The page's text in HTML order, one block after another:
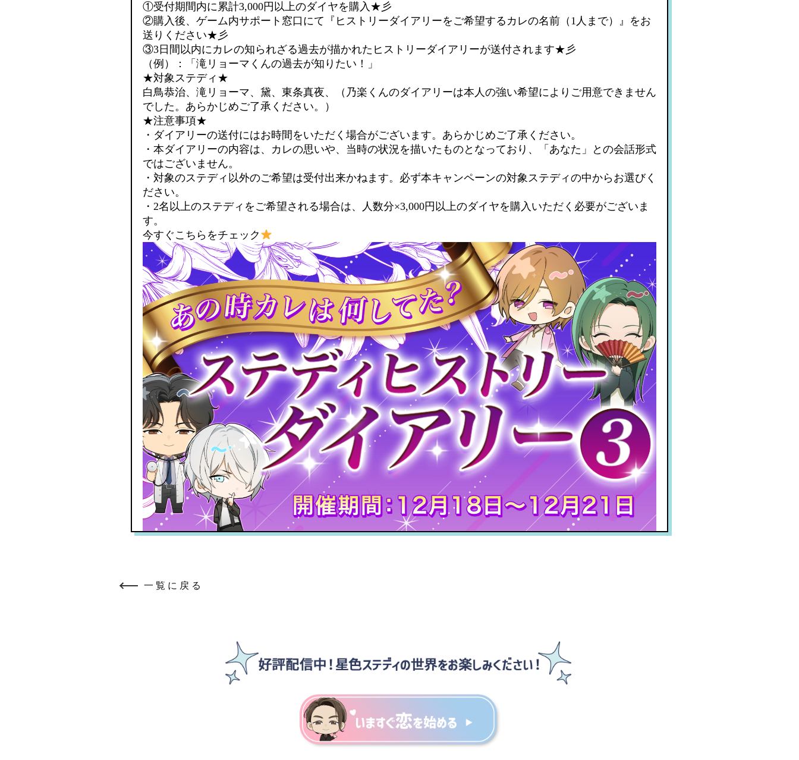
①受付期間内に累計3,000円以上のダイヤを購入★彡
②購入後、ゲーム内サポート窓口にて『ヒストリーダイアリーをご希望するカレの名前（1人まで）』をお
送りください★彡
③3日間以内にカレの知られざる過去が描かれたヒストリーダイアリーが送付されます★彡
（例）：「滝リョーマくんの過去が知りたい！」
★対象ステディ★
白鳥恭治、滝リョーマ、黛、東条真夜、（乃楽くんのダイアリーは本人の強い希望によりご用意できません
でした。あらかじめご了承ください。）
★注意事項★
・ダイアリーの送付にはお時間をいただく場合がございます。あらかじめご了承ください。
・本ダイアリーの内容は、カレの思いや、当時の状況を描いたものとなっており、「あなた」との会話形式
ではございません。
・対象のステディ以外のご希望は受付出来かねます。必ず本キャンペーンの対象ステディの中からお選びく
ださい。
・2名以上のステディをご希望される場合は、人数分×3,000円以上のダイヤを購入いただく必要がございま
す。
今すぐこちらをチェック
一覧に戻る